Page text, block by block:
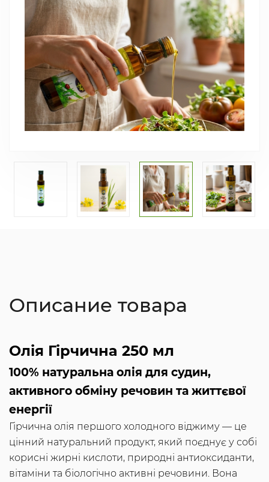
Описание товара
Олія Гірчична 250 мл
100% натуральна олія для судин,
активного обміну речовин та життєвої
енергії
Гірчична олія першого холодного віджиму — це
цінний натуральний продукт, який поєднує у собі
корисні жирні кислоти, природні антиоксиданти,
вітаміни та біологічно активні речовини. Вона